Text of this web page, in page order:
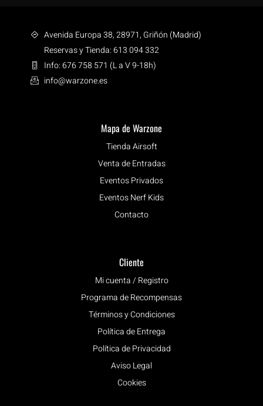
Avenida Europa 38, 28971, Griñón (Madrid)
Reservas y Tienda: 613 094 332
Info: 676 758 571 (L a V 9-18h)
info@warzone.es
Mapa de Warzone
Tienda Airsoft
Venta de Entradas
Eventos Privados
Eventos Nerf Kids
Contacto
Cliente
Mi cuenta / Registro
Programa de Recompensas
Términos y Condiciones
Política de Entrega
Política de Privacidad
Aviso Legal
Cookies